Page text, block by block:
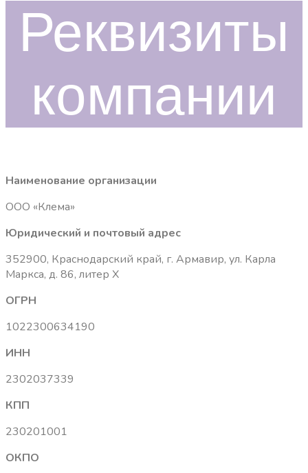
Реквизиты
компании
Наименование организации
ООО «Клема»
Юридический и почтовый адрес
352900, Краснодарский край, г. Армавир, ул. Карла
Маркса, д. 86, литер Х
ОГРН
1022300634190
ИНН
2302037339
КПП
230201001
ОКПО